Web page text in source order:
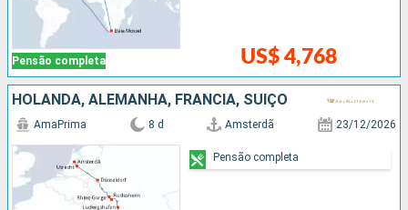
Pensão completa US$ 4,768
HOLANDA, ALEMANHA, FRANCIA, SUÍÇO
AmaPrima 8 d Amsterdã 23/12/2026
Pensão completa